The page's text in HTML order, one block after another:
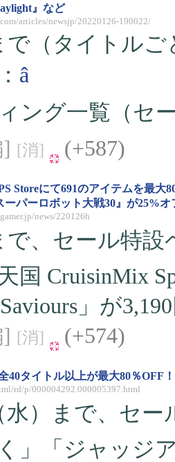
』など
articles/newsjp/20220126-190022/
で（タイトル
â
ング一覧（セ
[消] (+587)
Storeにて691のアイテムを最
ーパーロボット大戦30』が25%オ
news/220126h
で、セール特
国 CruisinMix
」が
[消] (+574)
40タイトル以上が最大80％
rd/p/000004292.000005397.html
水）まで、セー
く」「ジャッジ